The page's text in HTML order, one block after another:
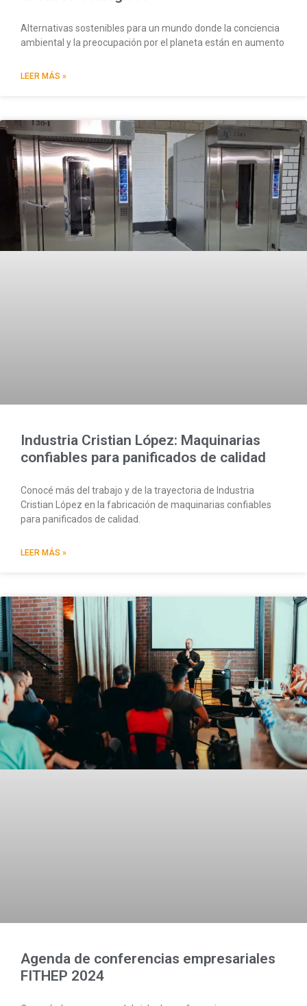
Alternativas sostenibles para un mundo donde la conciencia
ambiental y la preocupación por el planeta están en aumento
LEER MÁS »
Industria Cristian López: Maquinarias
confiables para panificados de calidad
Conocé más del trabajo y de la trayectoria de Industria
Cristian López en la fabricación de maquinarias confiables
para panificados de calidad.
LEER MÁS »
Agenda de conferencias empresariales
FITHEP 2024